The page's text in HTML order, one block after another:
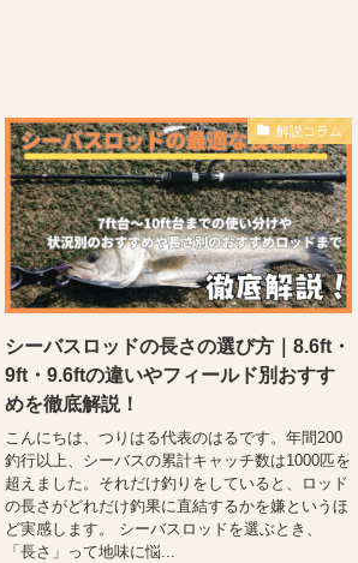
解説コラム
シーバスロッドの長さの選び方｜8.6ft・
9ft・9.6ftの違いやフィールド別おすす
めを徹底解説！
こんにちは、つりはる代表のはるです。年間200
釣行以上、シーバスの累計キャッチ数は1000匹を
超えました。それだけ釣りをしていると、ロッド
の長さがどれだけ釣果に直結するかを嫌というほ
ど実感します。 シーバスロッドを選ぶとき、
「長さ」って地味に悩...